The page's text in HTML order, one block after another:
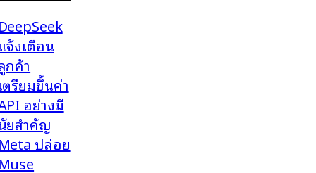
จ้งเตือน
กค้า
ตรียมขึ้นค่า
อย่างมี
ยสำคัญ
ปล่อย